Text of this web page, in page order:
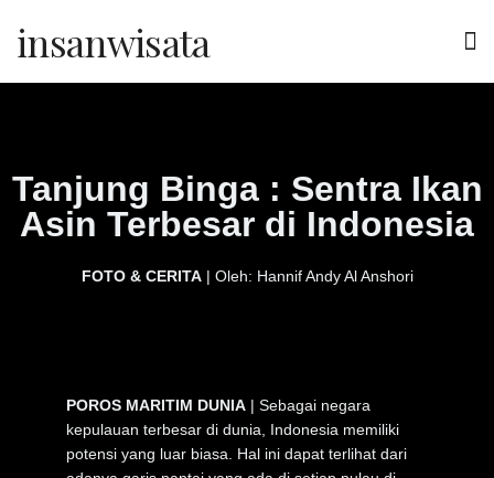
insanwisata
Tanjung Binga : Sentra Ikan
Asin Terbesar di Indonesia
FOTO & CERITA| Oleh: Hannif Andy Al Anshori
POROS MARITIM DUNIA | Sebagai negara
kepulauan terbesar di dunia, Indonesia memiliki
potensi yang luar biasa. Hal ini dapat terlihat dari